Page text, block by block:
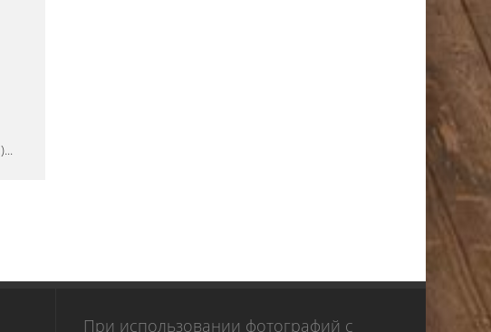
...
При использовании фотографий с